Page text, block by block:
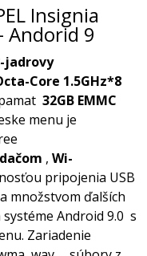
Insignia
Andorid 9
jadrovy
Core 1.5GHz*8
32GB EMMC
menu je
, Wi-
pripojenia USB
množstvom ďalších
Android 9.0 s
Zariadenie